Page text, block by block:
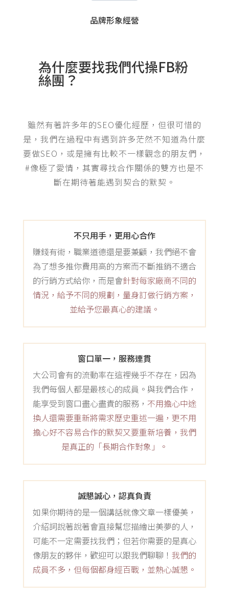
品牌形象經營
為什麼要找我們代操FB粉
絲團？
雖然有著許多年的SEO優化經歷，但很可惜的
是，我們在過程中有遇到許多茫然不知道為什麼
要做SEO，或是擁有比較不一樣觀念的朋友們，
#像極了愛情，其實尋找合作關係的雙方也是不
斷在期待著能遇到契合的默契。
不只用手，更用心合作
賺錢有術，職業道德還是要兼顧，我們絕不會
為了想多推你費用高的方案而不斷推銷不適合
的行銷方式給你，而是會針對每家廠商不同的
情況，給予不同的規劃，量身訂做行銷方案，
並給予您最真心的建議。
窗口單一，服務連貫
大公司會有的流動率在這裡幾乎不存在，因為
我們每個人都是最核心的成員。與我們合作，
能享受到窗口盡心盡責的服務， 不用擔心中途
換人還需要重新將需求歷史重述一遍，更不用
擔心好不容易合作的默契又要重新培養，我們
是真正的「長期合作對象」。
誠懇誠心，認真負責
如果你期待的是一個講話就像文章一樣優美，
介紹詞說著說著會直接幫您描繪出美夢的人，
可能不一定需要找我們；但若你需要的是真心
像朋友的夥伴，歡迎可以跟我們聊聊！ 我們的
成員不多，但每個都身經百戰，並熱心誠懇。